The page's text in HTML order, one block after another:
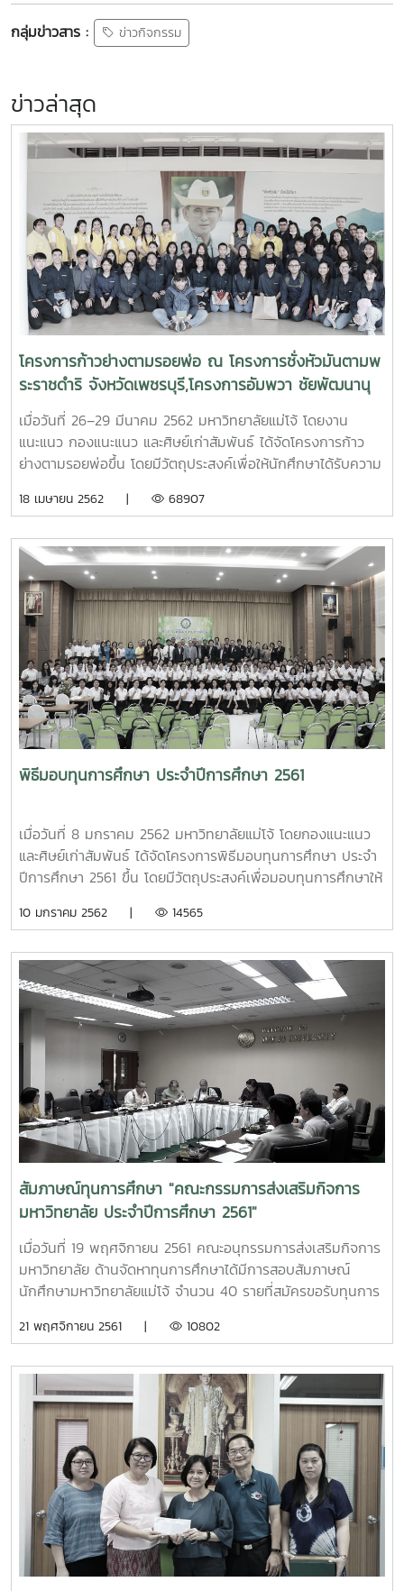
กลุ่มข่าวสาร : ข่าวกิจกรรม
ข่าวล่าสุด
โครงการก้าวย่างตามรอยพ่อ ณ โครงการชั่งหัวมันตามพ
ระราชดำริ จังหวัดเพชรบุรี,โครงการอัมพวา ชัยพัฒนานุ
รักษ์ จังหวัดสมุทรสงคราม และศูนย์เรียนรู้โครงการอัน
เนื่องมาจากโครงการพระราชดำริ จังหวัดชัยนาท
เมื่อวันที่ 26–29 มีนาคม 2562 มหาวิทยาลัยแม่โจ้ โดยงาน
แนะแนว กองแนะแนว และศิษย์เก่าสัมพันธ์ ได้จัดโครงการก้าว
ย่างตามรอยพ่อขึ้น โดยมีวัตถุประสงค์เพื่อให้นักศึกษาได้รับความ
พระบาทสมเด็จพระปรมินทรมหาภูมิพลอดุลยเดช รัชกาลที่ 9 และ
ราชดำริ ตลอดจนสามารถนำสิ่งที่ได้จากการศึกษาดูงานไป
ประยุกต์ใช้ในการดำเนินชีวิตประจำวันได้ โดยนำบุคลากร กอง
แนะแนวและศิษย์เก่าสัมพันธ์ และนักศึกษาที่ได้รับทุนการศึกษา
เข้าศึกษาดูงาน ณ โครงการชั่งหัวมันตามพระราชดำริ จังหวัด
เพชรบุรี,โครงการอัมพวา ชัยพัฒนานุรักษ์ จังหวัดสมุทรสงคราม
และศูนย์เรียนรู้โครงการอันเนื่องมาจากโครงการพระราชดำริ
จังหวัดชัยนาท
18 เมษายน 2562 | 68907
พิธีมอบทุนการศึกษา ประจำปีการศึกษา 2561
เมื่อวันที่ 8 มกราคม 2562 มหาวิทยาลัยแม่โจ้ โดยกองแนะแนว
และศิษย์เก่าสัมพันธ์ ได้จัดโครงการพิธีมอบทุนการศึกษา ประจำ
ปีการศึกษา 2561 ขึ้น โดยมีวัตถุประสงค์เพื่อมอบทุนการศึกษาให้
และเป็นการให้ผู้บริหารมหาวิทยาลัยและนักศึกษาได้พบปะและแสดง
ฟังโอวาทจากผู้บริหารและผู้สนับสนุนทุนการศึกษา ในการนี้ได้รับ
เกียรติจาก รศ.ดร.วีระพล ทองมา รองอธิการบดีมหาวิทยาลัยแม่
โจ้ เป็นประธานในพิธี โดยได้รับการสนับสนุนทุนการศึกษาจาก
ภาครัฐ ภาคเอกชน หน่วยงานรัฐวิสาหกิจ มูลนิธิ/ชมรมต่าง ๆ
ศิษย์เก่าแม่โจ้ และบุคคลทั่วไป ณ ห้องประชุมอาคม กาญจนประ
10 มกราคม 2562 | 14565
สัมภาษณ์ทุนการศึกษา "คณะกรรมการส่งเสริมกิจการ
มหาวิทยาลัย ประจำปีการศึกษา 2561"
เมื่อวันที่ 19 พฤศจิกายน 2561 คณะอนุกรรมการส่งเสริมกิจการ
มหาวิทยาลัย ด้านจัดหาทุนการศึกษาได้มีการสอบสัมภาษณ์
นักศึกษามหาวิทยาลัยแม่โจ้ จำนวน 40 รายที่สมัครขอรับทุนการ
ศึกษาแบบต่อเนื่องจนจบการศึกษา โดยมีคุณรัตนากร ศิริรัตน์
ทุนการศึกษาออกเป็นดังนี้ ระดับปริญญาตรี 1. หลักสูตร 5 ปี
ปีละ 10,000 บาท จำนวน 2 ทุน 2. หลักสูตร 4 ปี ปีละ 10,000
บาท จำนวน 20 ทุน 3. หลักสูตร 4 ปี เทียบเข้าเรียน ปีละ
10,000 บาท จำนวน 2 ทุน ระดับบัณฑิตศึกษา ปีละ 15,000 บาท
จำนวน 2 ทุน ณ ห้องประชุมสำนักงานอธิการบดี 2 ชั้น 2
สำนักงานอธิการบดี
21 พฤศจิกายน 2561 | 10802